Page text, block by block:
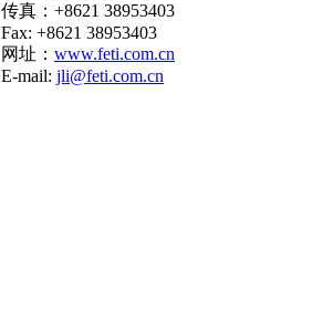
传真：+8621 38953403
Fax: +8621 38953403
网址： www.feti.com.cn
E-mail: jli@feti.com.cn